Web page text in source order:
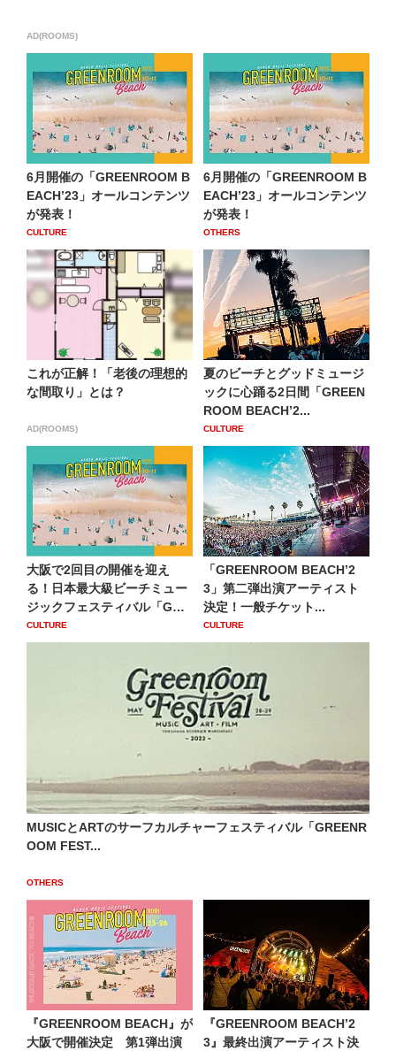
AD(ROOMS)
6月開催の「GREENROOM B
EACHʼ23」オールコンテンツ
が発表！
CULTURE
6月開催の「GREENROOM B
EACHʼ23」オールコンテンツ
が発表！
OTHERS
これが正解！「老後の理想的
な間取り」とは？
AD(ROOMS)
夏のビーチとグッドミュージ
ックに心踊る2日間「GREEN
ROOM BEACHʼ2...
CULTURE
⼤阪で2回⽬の開催を迎え
る！⽇本最大級ビーチミュー
ジックフェスティバル「GRE
E...
CULTURE
「GREENROOM BEACHʼ2
3」第二弾出演アーティスト
決定！一般チケット...
CULTURE
MUSICとARTのサーフカルチャーフェスティバル「GREENR
OOM FEST...
OTHERS
『GREENROOM BEACH』が
大阪で開催決定 第1弾出演
『GREENROOM BEACH’2
3』最終出演アーティスト決